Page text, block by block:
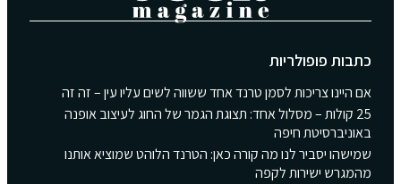
כתבות פופולריות
אם היינו צריכות לסמן טרנד אחד ששווה לשים עליו עין – זה זה
25 קולות – מסלול אחד: תצוגת הגמר של החוג לעיצוב אופנה
באוניברסיטת חיפה
שמישהו יסביר לנו מה קורה כאן: הטרנד הלוהט שמוציא אותנו
מהמגרש ישירות לקפה